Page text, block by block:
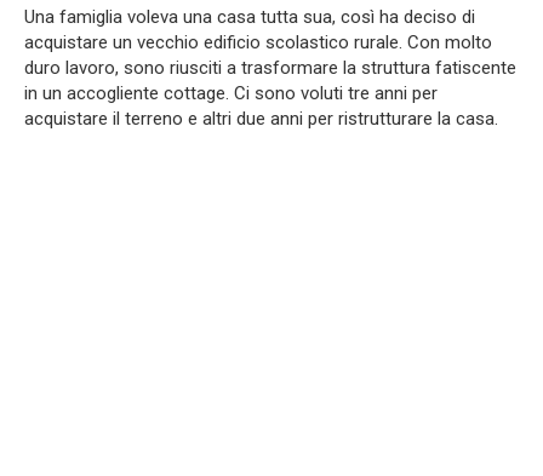
Una famiglia voleva una casa tutta sua, così ha deciso di
acquistare un vecchio edificio scolastico rurale. Con molto
duro lavoro, sono riusciti a trasformare la struttura fatiscente
in un accogliente cottage. Ci sono voluti tre anni per
acquistare il terreno e altri due anni per ristrutturare la casa.